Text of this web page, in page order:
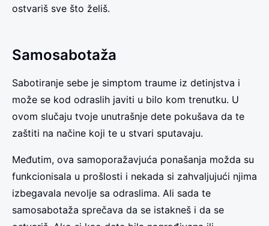
ostvariš sve što želiš.
Samosabotaža
Sabotiranje sebe je simptom traume iz detinjstva i
može se kod odraslih javiti u bilo kom trenutku. U
ovom slučaju tvoje unutrašnje dete pokušava da te
zaštiti na načine koji te u stvari sputavaju.
Međutim, ova samoporažavjuća ponašanja možda su
funkcionisala u prošlosti i nekada si zahvaljujući njima
izbegavala nevolje sa odraslima. Ali sada te
samosabotaža sprečava da se istakneš i da se